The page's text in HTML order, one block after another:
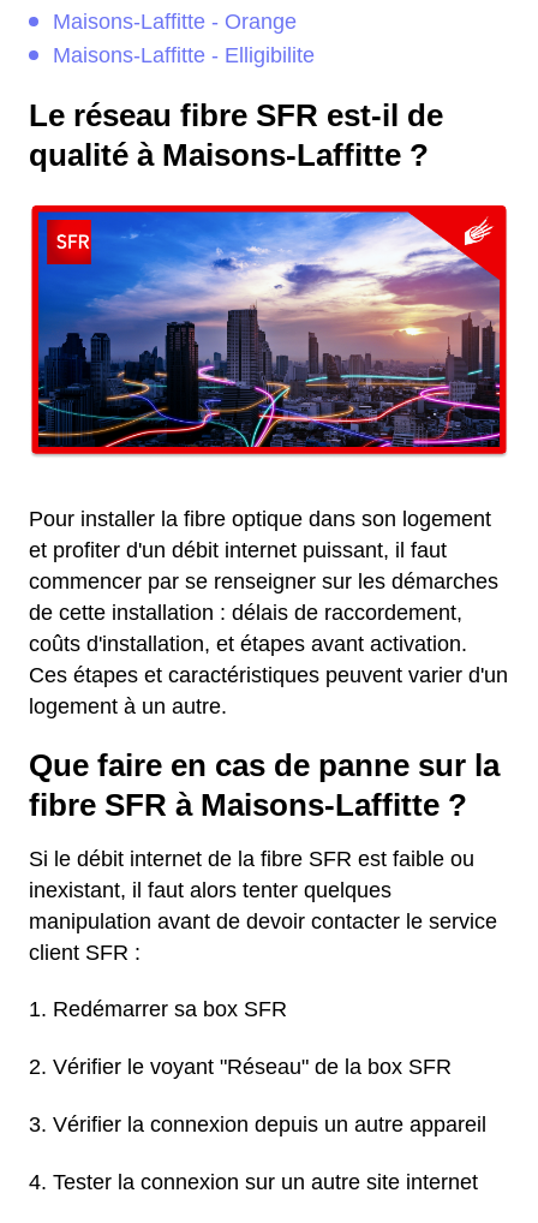
Maisons-Laffitte - Orange
Maisons-Laffitte - Elligibilite
Le réseau fibre SFR est-il de
qualité à Maisons-Laffitte ?
Pour installer la fibre optique dans son logement
et profiter d'un débit internet puissant, il faut
commencer par se renseigner sur les démarches
de cette installation : délais de raccordement,
coûts d'installation, et étapes avant activation.
Ces étapes et caractéristiques peuvent varier d'un
logement à un autre.
Que faire en cas de panne sur la
fibre SFR à Maisons-Laffitte ?
Si le débit internet de la fibre SFR est faible ou
inexistant, il faut alors tenter quelques
manipulation avant de devoir contacter le service
client SFR :
Redémarrer sa box SFR
Vérifier le voyant "Réseau" de la box SFR
Vérifier la connexion depuis un autre appareil
Tester la connexion sur un autre site internet